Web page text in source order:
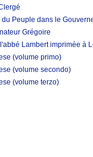
Peuple dans le
Grégoire
Lambert imprimée à
(volume primo)
(volume secondo)
(volume terzo)